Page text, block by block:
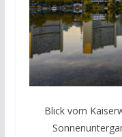
Blick vom